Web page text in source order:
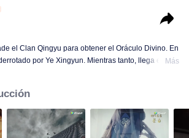
el Clan Qingyu para obtener el Oráculo Divino. En
por Ye Xingyun. Mientras tanto, llega el
enreda en la disputa entre el Señor Demonio y Ye
Más